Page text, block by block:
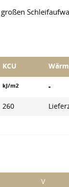
KCU
kJ/m2 -
260
V